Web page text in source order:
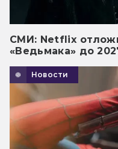
СМИ: Netflix
«Ведьмака» до
Новости